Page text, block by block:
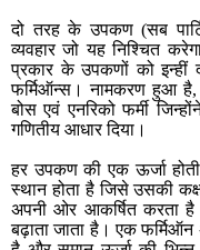
दो तरह के उपकण (सब
व्यवहार जो यह निश्चित
प्रकार के उपकणों को इन्हीं
फर्मिऑन्स। नामकरण हुआ है,
बोस एवं एनरिको फर्मी
गणितीय आधार दिया।
हर उपकण की एक ऊर्जा
स्थान होता है जिसे उसकी
अपनी ओर आकर्षित करता
बढ़ाता जाता है। एक